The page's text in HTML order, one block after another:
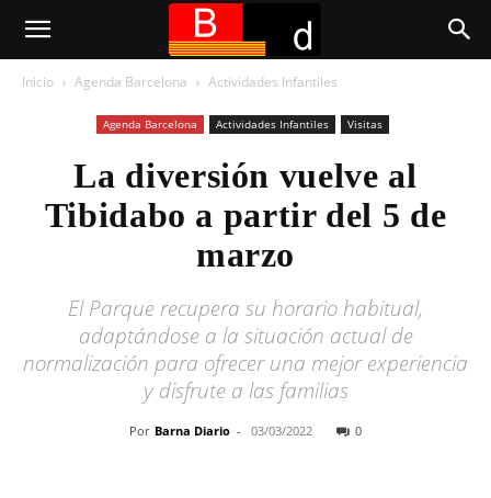
Inicio Agenda Barcelona Actividades Infantiles
Agenda Barcelona Actividades Infantiles Visitas
La diversión vuelve al
Tibidabo a partir del 5 de
marzo
El Parque recupera su horario habitual,
adaptándose a la situación actual de
normalización para ofrecer una mejor experiencia
y disfrute a las familias
Por Barna Diario - 03/03/2022 0